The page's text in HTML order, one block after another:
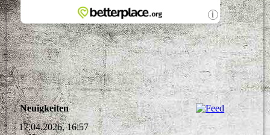
Neuigkeiten
17.04.2026, 16:57